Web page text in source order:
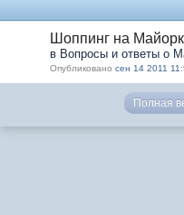
Шоппинг на
в Вопросы и ответы о
Опубликовано сен 14 2011
Полная